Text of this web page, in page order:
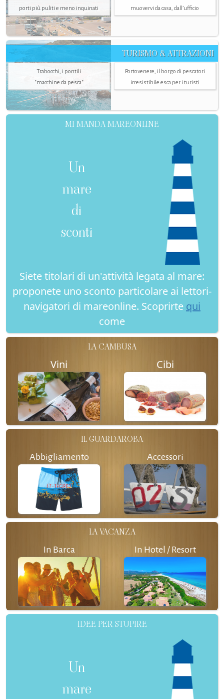
porti più puliti e meno inquinati
muovervi da casa, dall’ufficio
TURISMO & ATTRAZIONI
Trabocchi, i pontili
"macchine da pesca"
Portovenere, il borgo di pescatori
irresistibile esca per i turisti
MI MANDA MAREONLINE
Un
mare
di
sconti
Siete titolari di un'attività legata al mare:
proponete uno sconto particolare ai lettori-
navigatori di mareonline. Scoprirte qui
come
LA CAMBUSA
Vini Cibi
IL GUARDAROBA
Abbigliamento Accessori
LA VACANZA
In Barca In Hotel / Resort
IDEE PER STUPIRE
Un
mare